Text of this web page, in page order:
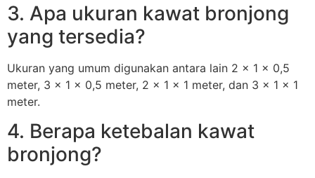
3. Apa ukuran kawat bronjong
yang tersedia?
Ukuran yang umum digunakan antara lain 2 x 1 x 0,5
meter, 3 x 1 x 0,5 meter, 2 x 1 x 1 meter, dan 3 x 1 x 1
meter.
4. Berapa ketebalan kawat
bronjong?